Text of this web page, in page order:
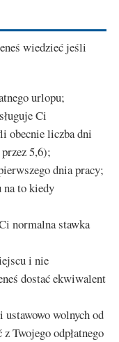
wiedzieć jeśli
urlopu;
Ci
obecnie liczba dni
5,6);
dnia pracy;
na to kiedy
normalna stawka
i nie
dostać ekwiwalent
ustawowo wolnych od
Twojego odpłatnego